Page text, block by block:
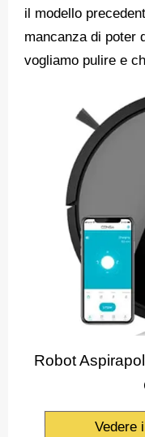
il modello
mancanza di poter
vogliamo pulire e
Robot
Vedere